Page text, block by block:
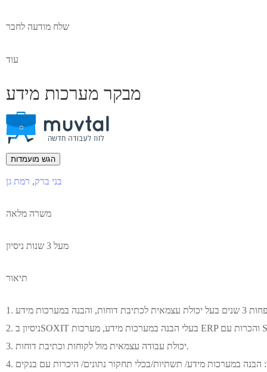
שלח מודעה לחבר
עוד
מבקר מערכות מידע
הגש מועמדות
בני ברק, רמת גן
משרה מלאה
מעל 3 שנות ניסיון
תיאור
3. ⁠יכולת עבודה עצמאית מול לקוחות וכתיבת דוחות.